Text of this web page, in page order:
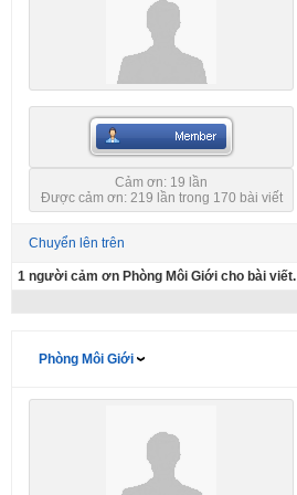
Cảm ơn: 19 lần
Được cảm ơn: 219 lần trong 170 bài viết
Chuyển lên trên
1 người cảm ơn Phòng Môi Giới cho bài viết.
Phòng Môi Giới